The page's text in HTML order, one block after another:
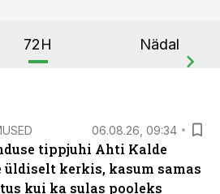
72H Nädal
06.08.26, 09:34
tippjuhi Ahti Kalde
üldiselt kerkis, kasum samas
kui ka sulas pooleks